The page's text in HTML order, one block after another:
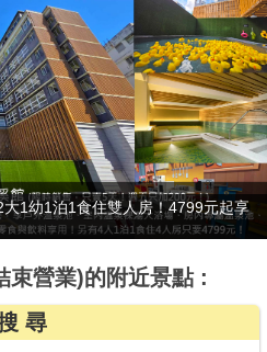
元*2)！4099元享日月潭經典大飯
束營業)的附近景點 :
尋